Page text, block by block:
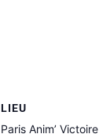
LIEU
Paris Anim’ Victoire